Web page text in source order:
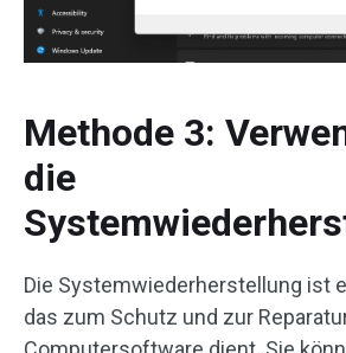
Methode 3:
die
Die Systemwiederherstellung ist
das zum Schutz und zur